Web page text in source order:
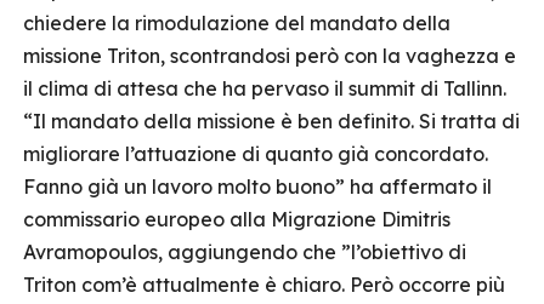
chiedere la rimodulazione del mandato della
missione Triton, scontrandosi però con la vaghezza e
il clima di attesa che ha pervaso il summit di Tallinn.
“Il mandato della missione è ben definito. Si tratta di
migliorare l’attuazione di quanto già concordato.
Fanno già un lavoro molto buono” ha affermato il
commissario europeo alla Migrazione Dimitris
Avramopoulos, aggiungendo che ”l’obiettivo di
Triton com’è attualmente è chiaro. Però occorre più